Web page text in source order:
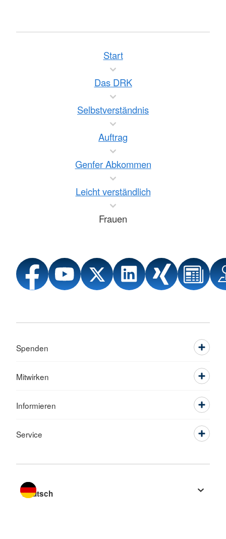
Start
Das DRK
Selbstverständnis
Auftrag
Genfer Abkommen
Leicht verständlich
Frauen
Spenden
Mitwirken
Informieren
Service
Sprache wechseln zu